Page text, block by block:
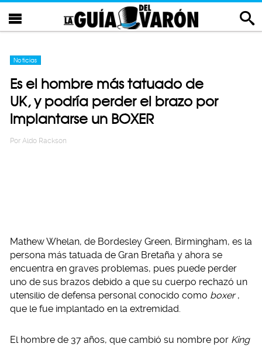
Noticias
Es el hombre más tatuado de
UK, y podría perder el brazo por
implantarse un BOXER
Por Aldo Rackson
Mathew Whelan, de Bordesley Green, Birmingham, es la
persona más tatuada de Gran Bretaña y ahora se
encuentra en graves problemas, pues puede perder
uno de sus brazos debido a que su cuerpo rechazó un
utensilio de defensa personal conocido como boxer ,
que le fue implantado en la extremidad.
El hombre de 37 años, que cambió su nombre por King